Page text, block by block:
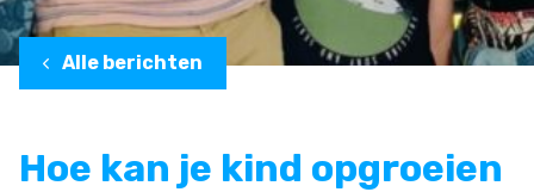
Alle berichten
Hoe kan je kind opgroeien